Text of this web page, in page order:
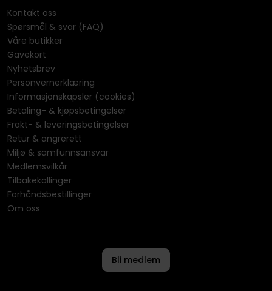
Kontakt oss
Spørsmål & svar (FAQ)
Våre butikker
Gavekort
Nyhetsbrev
Personvernerklæring
Informasjonskapsler (cookies)
Betaling- & kjøpsbetingelser
Frakt- & leveringsbetingelser
Retur & angrerett
Miljø & samfunnsansvar
Medlemsvilkår
Tilbakekallinger
Forhåndsbestillinger
Om oss
Bli medlem